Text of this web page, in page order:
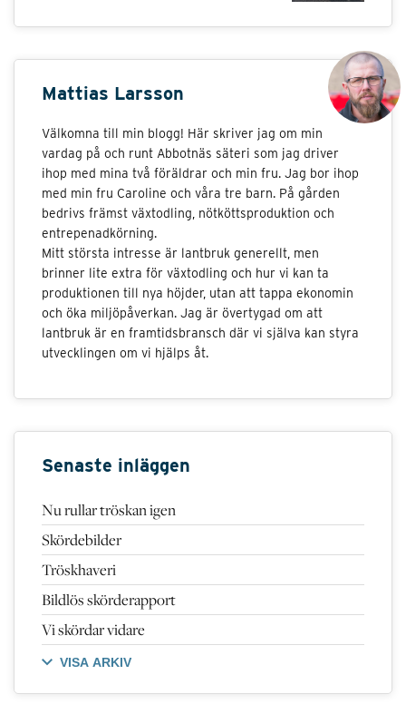
Mattias Larsson
Välkomna till min blogg! Här skriver jag om min
vardag på och runt Abbotnäs säteri som jag driver
ihop med mina två föräldrar och min fru. Jag bor ihop
med min fru Caroline och våra tre barn. På gården
bedrivs främst växtodling, nötköttsproduktion och
entrepenadkörning.
Mitt största intresse är lantbruk generellt, men
brinner lite extra för växtodling och hur vi kan ta
produktionen till nya höjder, utan att tappa ekonomin
och öka miljöpåverkan. Jag är övertygad om att
lantbruk är en framtidsbransch där vi själva kan styra
utvecklingen om vi hjälps åt.
Senaste inläggen
Nu rullar tröskan igen
Skördebilder
Tröskhaveri
Bildlös skörderapport
Vi skördar vidare
VISA ARKIV